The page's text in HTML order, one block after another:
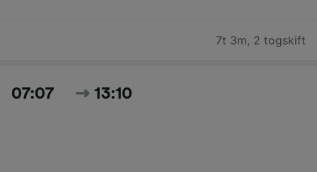
7t 3m, 2 togskift
07:07 13:10